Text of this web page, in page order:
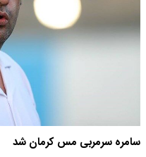
سامره سرمربی مس کرمان شد